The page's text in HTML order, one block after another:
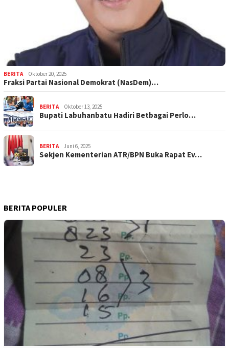
BERITA Oktober 20, 2025
Fraksi Partai Nasional Demokrat (NasDem)…
BERITA Oktober 13, 2025
Bupati Labuhanbatu Hadiri Betbagai Perlo…
BERITA Juni 6, 2025
Sekjen Kementerian ATR/BPN Buka Rapat Ev…
BERITA POPULER